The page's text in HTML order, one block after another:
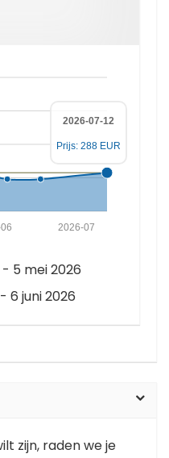
2026-07
2026-07-12
Prijs: 288 EUR
5 mei 2026
6 juni 2026
zijn, raden we je